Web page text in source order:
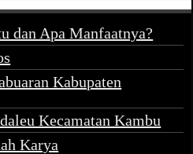
dan Apa Manfaatnya?
Kabupaten
Kecamatan Kambu
Karya